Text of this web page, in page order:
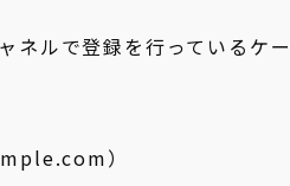
ネルで登録を行っているケ
）